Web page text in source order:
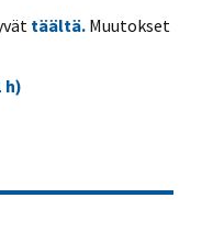
täältä. Muutokset
h)